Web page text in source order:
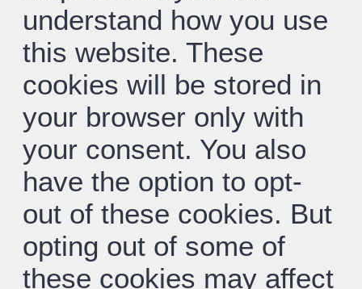
understand how you use
this website. These
cookies will be stored in
your browser only with
your consent. You also
have the option to opt-
out of these cookies. But
opting out of some of
these cookies may affect